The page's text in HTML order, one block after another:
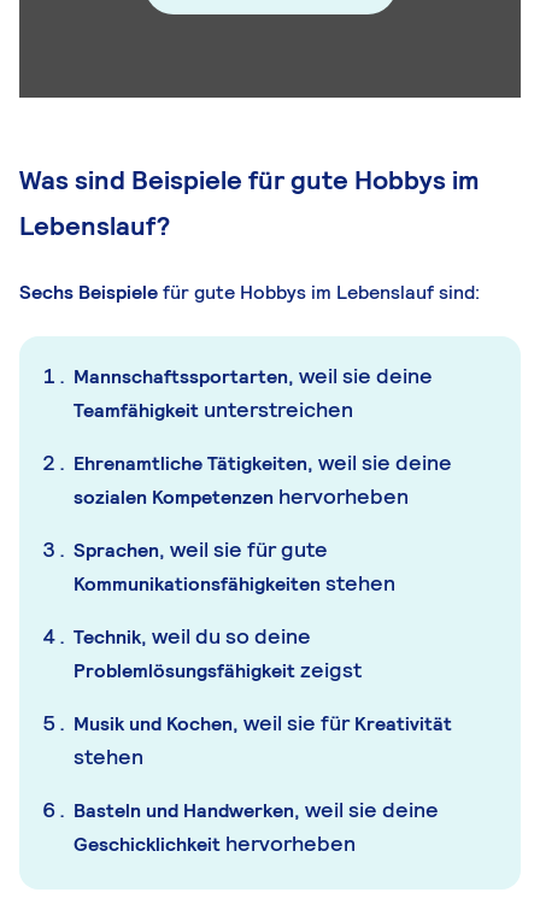
Was sind Beispiele für gute Hobbys im
Lebenslauf?
Sechs Beispielefür gute Hobbys im Lebenslauf sind:
Mannschaftssportarten, weil sie deine
Teamfähigkeitunterstreichen
Ehrenamtliche Tätigkeiten, weil sie deine
sozialen Kompetenzenhervorheben
Sprachen, weil sie für gute
Kommunikationsfähigkeitenstehen
Technik, weil du so deine
Problemlösungsfähigkeitzeigst
Musik und Kochen, weil sie fürKreativität
stehen
Basteln und Handwerken, weil sie deine
Geschicklichkeithervorheben